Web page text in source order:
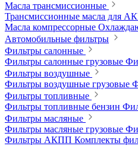
Масла трансмиссионные
Трансмиссионные масла для
Масла компрессорные
Автомобильные фильтры
Фильтры салонные
Фильтры салонные грузовые
Фильтры воздушные
Фильтры воздушные грузовые
Фильтры топливные
Фильтры топливные бензин
Фильтры масляные
Фильтры масляные грузовые
Фильтры АКПП Комплекты